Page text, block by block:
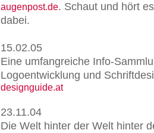
augenpost.de. Schaut und hört
dabei.
15.02.05
Eine umfangreiche Info-
Logoentwicklung und
designguide.at
23.11.04
Die Welt hinter der Welt hinter